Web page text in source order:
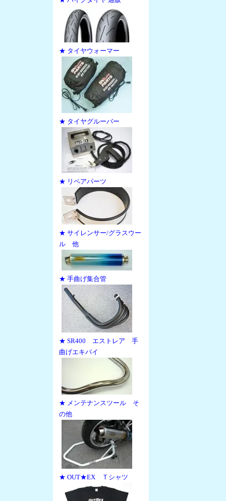
★ タイヤウォーマー
★ タイヤグルーバー
★ リペアパーツ
★ サイレンサー/グラスウー
ル 他
★ 手曲げ集合管
★ SR400 エストレア 手
曲げエキパイ
★ メンテナンスツール そ
の他
★ OUT★EX Ｔシャツ